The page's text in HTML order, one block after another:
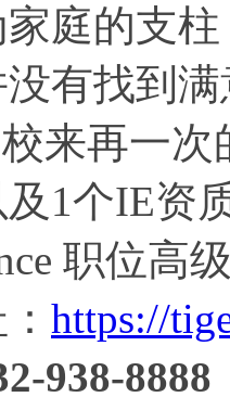
家庭的支
有找到
来再一
1个IE资
职位高
https://
938-8888